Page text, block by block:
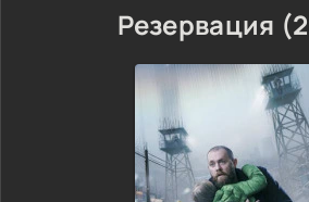
Резервация